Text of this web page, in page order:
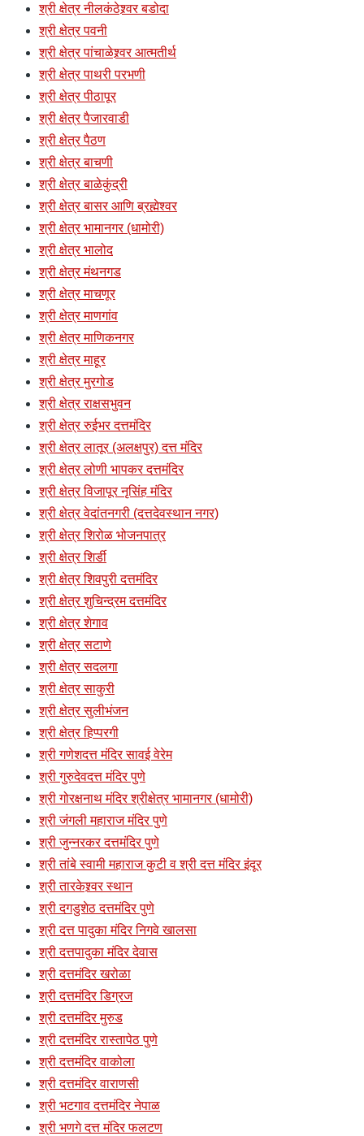
श्री क्षेत्र नीलकंठेश्र्वर बडोदा
श्री क्षेत्र पवनी
श्री क्षेत्र पांचाळेश्र्वर आत्मतीर्थ
श्री क्षेत्र पाथरी परभणी
श्री क्षेत्र पीठापूर
श्री क्षेत्र पैजारवाडी
श्री क्षेत्र पैठण
श्री क्षेत्र बाचणी
श्री क्षेत्र बाळेकुंद्री
श्री क्षेत्र बासर आणि ब्रह्मेश्वर
श्री क्षेत्र भामानगर (धामोरी)
श्री क्षेत्र भालोद
श्री क्षेत्र मंथनगड
श्री क्षेत्र माचणूर
श्री क्षेत्र माणगांव
श्री क्षेत्र माणिकनगर
श्री क्षेत्र माहूर
श्री क्षेत्र मुरगोड
श्री क्षेत्र राक्षसभुवन
श्री क्षेत्र रुईभर दत्तमंदिर
श्री क्षेत्र लातूर (अलक्षपुर) दत्त मंदिर
श्री क्षेत्र लोणी भापकर दत्तमंदिर
श्री क्षेत्र विजापूर नृसिंह मंदिर
श्री क्षेत्र वेदांतनगरी (दत्तदेवस्थान नगर)
श्री क्षेत्र शिरोळ भोजनपात्र
श्री क्षेत्र शिर्डी
श्री क्षेत्र शिवपुरी दत्तमंदिर
श्री क्षेत्र शुचिन्द्रम दत्तमंदिर
श्री क्षेत्र शेगाव
श्री क्षेत्र सटाणे
श्री क्षेत्र सदलगा
श्री क्षेत्र साकुरी
श्री क्षेत्र सुलीभंजन
श्री क्षेत्र हिप्परगी
श्री गणेशदत्त मंदिर सावई वेरेम
श्री गुरुदेवदत्त मंदिर पुणे
श्री गोरक्षनाथ मंदिर श्रीक्षेत्र भामानगर (धामोरी)
श्री जंगली महाराज मंदिर पुणे
श्री जुन्नरकर दत्तमंदिर पुणे
श्री तांबे स्वामी महाराज कुटी व श्री दत्त मंदिर इंदूर
श्री तारकेश्र्वर स्थान
श्री दगडुशेठ दत्तमंदिर पुणे
श्री दत्त पादुका मंदिर निगवे खालसा
श्री दत्तपादुका मंदिर देवास
श्री दत्तमंदिर खरोळा
श्री दत्तमंदिर डिग्रज
श्री दत्तमंदिर मुरुड
श्री दत्तमंदिर रास्तापेठ पुणे
श्री दत्तमंदिर वाकोला
श्री दत्तमंदिर वाराणसी
श्री भटगाव दत्तमंदिर नेपाळ
श्री भणगे दत्त मंदिर फलटण